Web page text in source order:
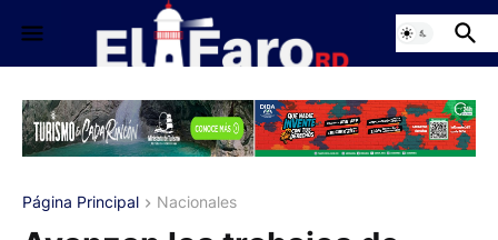
Página Principal Nacionales